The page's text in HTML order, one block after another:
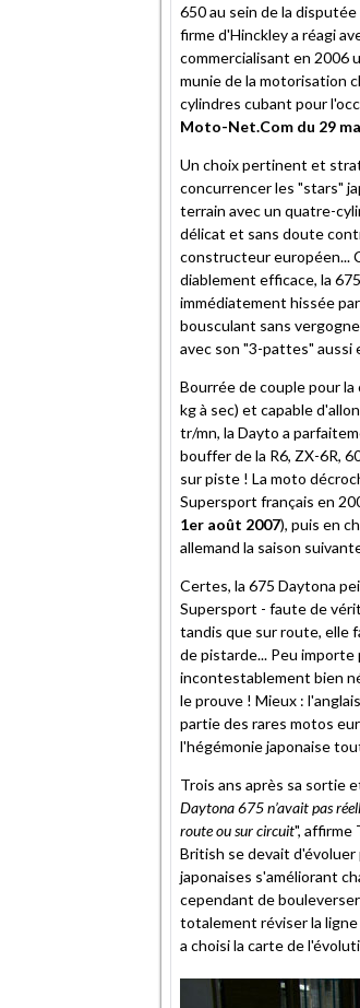
650 au sein de la
firme d'Hinckley a réagi
commercialisant en 2006
munie de la motorisation
cylindres cubant pour
Moto-Net.Com du 29
Un choix pertinent et
concurrencer les "stars"
terrain avec un quatre-
délicat et sans doute
constructeur européen...
diablement efficace, la
immédiatement hissée
bousculant sans
avec son "3-pattes" aussi
Bourrée de couple pour
kg à sec) et capable
tr/mn, la Dayto a
bouffer de la R6, ZX-6R,
sur piste ! La moto
Supersport français en
1er août 2007), puis en
allemand la saison
Certes, la 675 Daytona
Supersport - faute de
tandis que sur route, elle
de pistarde... Peu importe
incontestablement bien
le prouve ! Mieux :
partie des rares motos
l'hégémonie japonaise
Trois ans après sa sortie
Daytona 675 n’avait pas
route ou sur circuit", affirme
British se devait
japonaises s'améliorant
cependant de
totalement réviser la
a choisi la carte de